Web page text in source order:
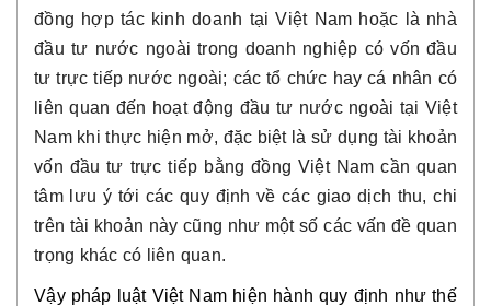
đồng hợp tác kinh doanh tại Việt Nam hoặc là nhà
đầu tư nước ngoài trong doanh nghiệp có vốn đầu
tư trực tiếp nước ngoài; các tổ chức hay cá nhân có
liên quan đến hoạt động đầu tư nước ngoài tại Việt
Nam khi thực hiện mở, đặc biệt là sử dụng tài khoản
vốn đầu tư trực tiếp bằng đồng Việt Nam cần quan
tâm lưu ý tới các quy định về các giao dịch thu, chi
trên tài khoản này cũng như một số các vấn đề quan
trọng khác có liên quan.
Vậy pháp luật Việt Nam hiện hành quy định như thế